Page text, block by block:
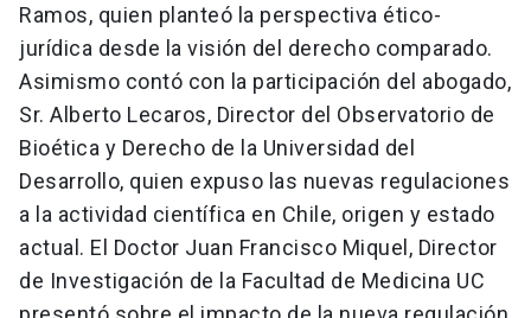
Ramos, quien planteó la perspectiva ético-
jurídica desde la visión del derecho comparado.
Asimismo contó con la participación del abogado,
Sr. Alberto Lecaros, Director del Observatorio de
Bioética y Derecho de la Universidad del
Desarrollo, quien expuso las nuevas regulaciones
a la actividad científica en Chile, origen y estado
actual. El Doctor Juan Francisco Miquel, Director
de Investigación de la Facultad de Medicina UC